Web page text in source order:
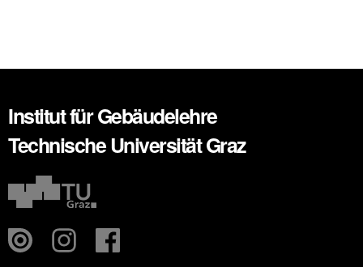
Institut für Gebäudelehre
Technische Universität Graz